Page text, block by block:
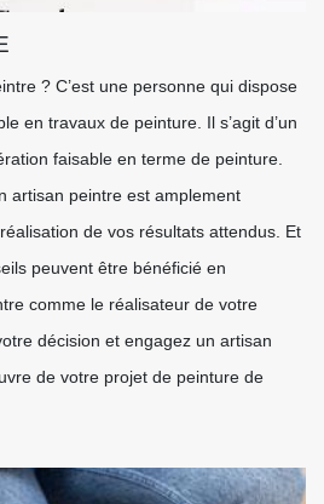
? C’est une personne qui dispose
en travaux de peinture. Il s’agit d’un
faisable en terme de peinture.
artisan peintre est amplement
de vos résultats attendus. Et
peuvent être bénéficié en
comme le réalisateur de votre
décision et engagez un artisan
de votre projet de peinture de